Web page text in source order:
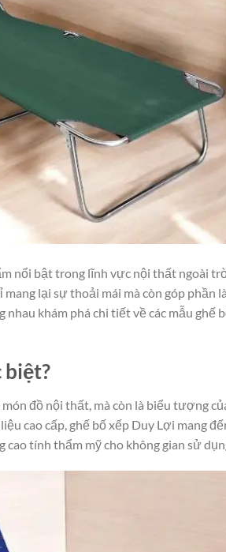
nổi bật trong lĩnh vực nội thất ngoài
lại sự thoải mái mà còn góp phần
nhau khám phá chi tiết về các mẫu ghế
biệt?
đồ nội thất, mà còn là biểu tượng
cao cấp, ghế bố xếp Duy Lợi mang
tính thẩm mỹ cho không gian sử